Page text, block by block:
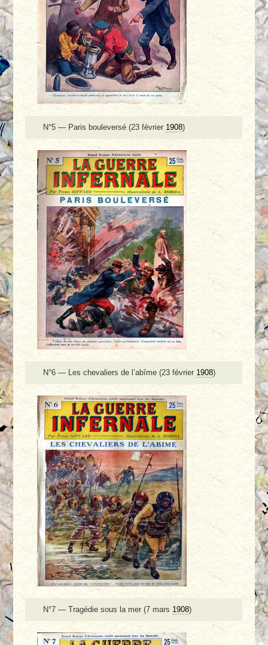
N°5 — Paris bouleversé (23 février 1908)
N°6 — Les chevaliers de l’abîme (23 février 1908)
N°7 — Tragédie sous la mer (7 mars 1908)